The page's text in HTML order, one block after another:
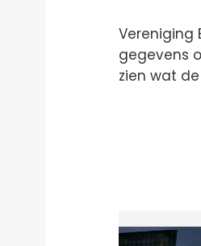
Vereniging
gegevens
zien wat